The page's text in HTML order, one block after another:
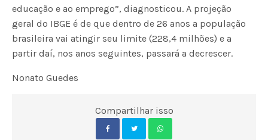
educação e ao emprego”, diagnosticou. A projeção
geral do IBGE é de que dentro de 26 anos a população
brasileira vai atingir seu limite (228,4 milhões) e a
partir daí, nos anos seguintes, passará a decrescer.
Nonato Guedes
Compartilhar isso